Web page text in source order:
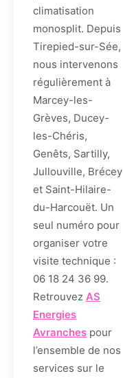
climatisation
monosplit. Depuis
Tirepied-sur-Sée,
nous intervenons
régulièrement à
Marcey-les-
Grèves, Ducey-
les-Chéris,
Genêts, Sartilly,
Jullouville, Brécey
et Saint-Hilaire-
du-Harcouët. Un
seul numéro pour
organiser votre
visite technique :
06 18 24 36 99.
Retrouvez AS
Energies
Avranches pour
l’ensemble de nos
services sur le